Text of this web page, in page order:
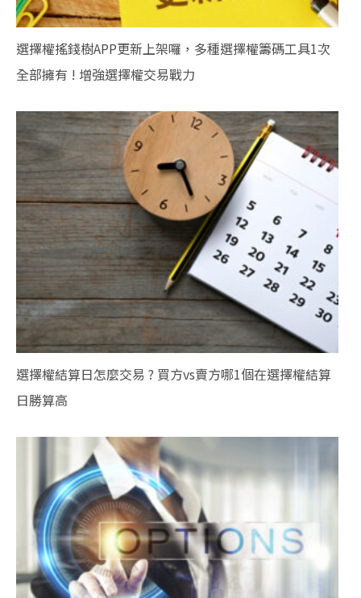
選擇權搖錢樹APP更新上架囉，多種選擇權籌碼工具1次
全部擁有 ! 增強選擇權交易戰力
選擇權結算日怎麼交易 ? 買方vs賣方哪1個在選擇權結算
日勝算高